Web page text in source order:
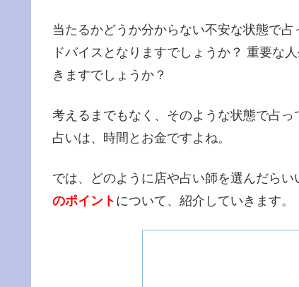
当たるかどうか分からない不安な状態で
ドバイスとなりますでしょうか？ 重要な
きますでしょうか？
考えるまでもなく、そのような状態で占
占いは、時間とお金ですよね。
では、どのように店や占い師を選んだらい
のポイント について、紹介していきます。